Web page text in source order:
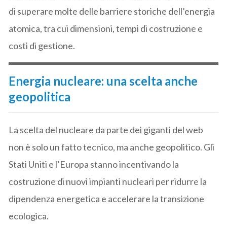
di superare molte delle barriere storiche dell’energia
atomica, tra cui dimensioni, tempi di costruzione e
costi di gestione.
Energia nucleare: una scelta anche
geopolitica
La scelta del nucleare da parte dei giganti del web
non è solo un fatto tecnico, ma anche geopolitico. Gli
Stati Uniti e l’Europa stanno incentivando la
costruzione di nuovi impianti nucleari per ridurre la
dipendenza energetica e accelerare la transizione
ecologica.